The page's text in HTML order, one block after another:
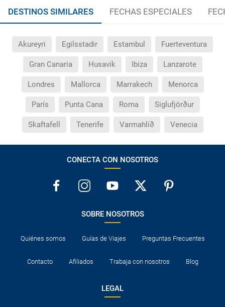
DESTINOS SIMILARES FECHAS ESPECIALES
Akureyri Egilsstadir Estambul Fuerteventura
Gran Canaria Husavik Ibiza Lanzarote
Londres Mallorca Marrakech Menorca
París Punta Cana Roma Siglufjörður
Skaftafell Tenerife Varmahlíð Venecia
CONECTA CON NOSOTROS
SOBRE NOSOTROS
Quiénes somos Guías de Viajes Preguntas Frecuentes
Contacto Afiliados Trabaja con nosotros Blog
LEGAL